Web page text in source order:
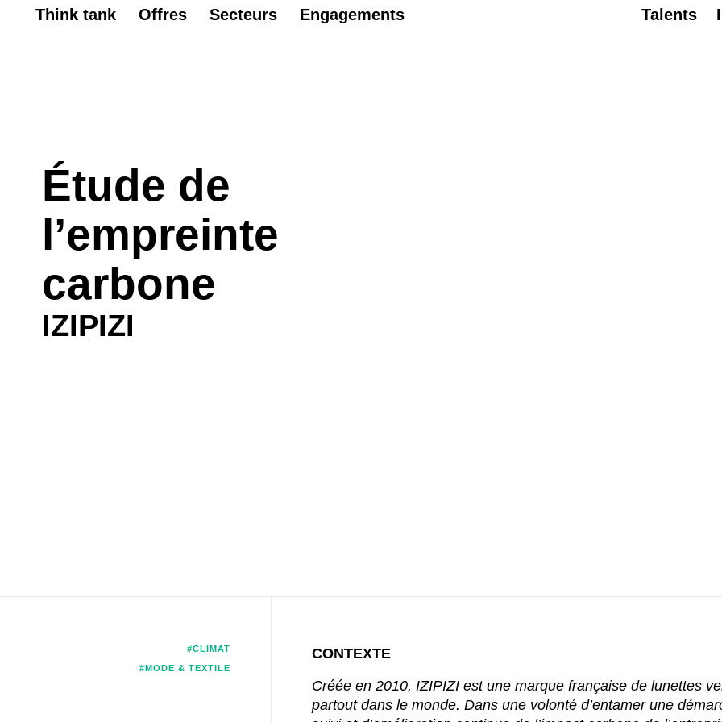
Think tank Offres Secteurs Engagements Talents
Étude de
l’empreinte
carbone
IZIPIZI
#CLIMAT
#MODE & TEXTILE
CONTEXTE
Créée en 2010, IZIPIZI est une marque française de lunettes
partout dans le monde. Dans une volonté d’entamer une